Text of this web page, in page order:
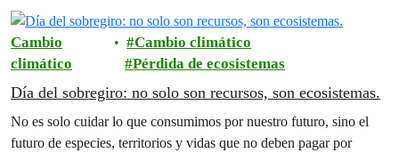
Cambio
climático
Cambio climático
Pérdida de ecosistemas
Día del sobregiro: no solo son recursos, son ecosistemas.
No es solo cuidar lo que consumimos por nuestro futuro, sino el
futuro de especies, territorios y vidas que no deben pagar por